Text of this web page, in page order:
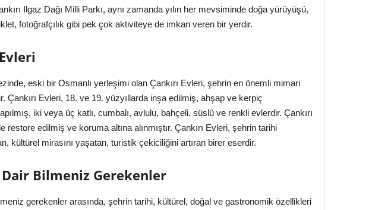
Ilgaz Dağı Milli Parkı, aynı zamanda yılın her mevsiminde doğa yürüyüşü,
fotoğrafçılık gibi pek çok aktiviteye de imkan veren bir yerdir.
eski bir Osmanlı yerleşimi olan Çankırı Evleri, şehrin en önemli mimari
Çankırı Evleri, 18. ve 19. yüzyıllarda inşa edilmiş, ahşap ve kerpiç
iki veya üç katlı, cumbalı, avlulu, bahçeli, süslü ve renkli evlerdir. Çankırı
restore edilmiş ve koruma altına alınmıştır. Çankırı Evleri, şehrin tarihi
kültürel mirasını yaşatan, turistik çekiciliğini artıran birer eserdir.
Dair Bilmeniz Gerekenler
gerekenler arasında, şehrin tarihi, kültürel, doğal ve gastronomik özellikleri